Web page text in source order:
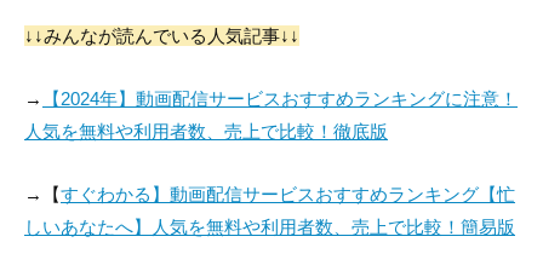
↓↓みんなが読んでいる人気記事↓↓
→
【2024年】動画配信サービスおすすめランキングに注意！
人気を無料や利用者数、売上で比較！徹底版
→【すぐわかる】動画配信サービスおすすめランキング【忙
しいあなたへ】人気を無料や利用者数、売上で比較！簡易版